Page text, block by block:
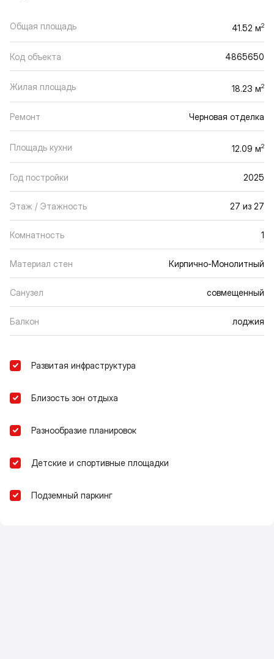
Общая площадь 41.52 м2
Код объекта 4865650
Жилая площадь 18.23 м2
Ремонт Черновая отделка
Площадь кухни 12.09 м2
Год постройки 2025
Этаж / Этажность 27 из 27
Комнатность 1
Материал стен Кирпично-Монолитный
Санузел совмещенный
Балкон лоджия
Развитая инфраструктура
Близость зон отдыха
Разнообразие планировок
Детские и спортивные площадки
Подземный паркинг